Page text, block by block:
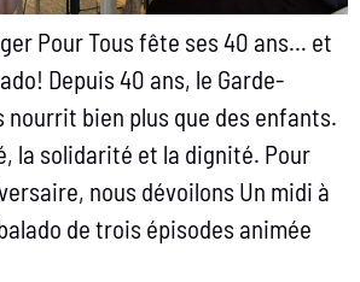
Pour Tous fête ses 40 ans… et
Depuis 40 ans, le Garde-
nourrit bien plus que des enfants.
la solidarité et la dignité. Pour
nous dévoilons Un midi à
de trois épisodes animée